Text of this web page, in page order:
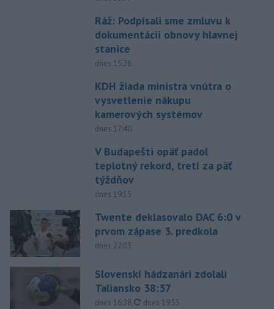
Ráž: Podpísali sme zmluvu k
dokumentácii obnovy hlavnej
stanice
dnes 15:26
KDH žiada ministra vnútra o
vysvetlenie nákupu
kamerových systémov
dnes 17:40
V Budapešti opäť padol
teplotný rekord, tretí za päť
týždňov
dnes 19:15
Twente deklasovalo DAC 6:0 v
prvom zápase 3. predkola
dnes 22:03
Slovenskí hádzanári zdolali
Taliansko 38:37
dnes 16:28, aktualizované
dnes 19:55